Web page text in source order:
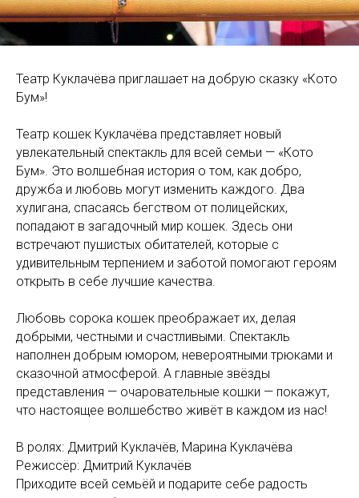
Театр Куклачёва приглашает на добрую сказку «Кото
Бум»!
Театр кошек Куклачёва представляет новый
увлекательный спектакль для всей семьи — «Кото
Бум». Это волшебная история о том, как добро,
дружба и любовь могут изменить каждого. Два
хулигана, спасаясь бегством от полицейских,
попадают в загадочный мир кошек. Здесь они
встречают пушистых обитателей, которые с
удивительным терпением и заботой помогают героям
открыть в себе лучшие качества.
Любовь сорока кошек преображает их, делая
добрыми, честными и счастливыми. Спектакль
наполнен добрым юмором, невероятными трюками и
сказочной атмосферой. А главные звёзды
представления — очаровательные кошки — покажут,
что настоящее волшебство живёт в каждом из нас!
В ролях: Дмитрий Куклачёв, Марина Куклачёва
Режиссёр: Дмитрий Куклачёв
Приходите всей семьёй и подарите себе радость